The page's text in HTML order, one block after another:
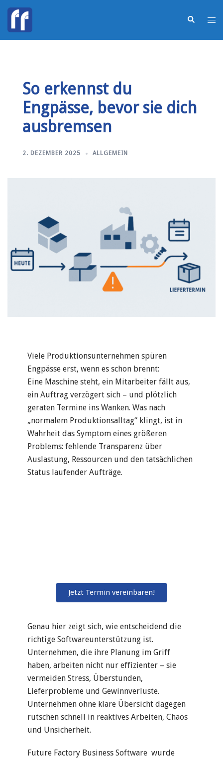
So erkennst du
Engpässe, bevor sie dich
ausbremsen
2. DEZEMBER 2025 ALLGEMEIN
Viele Produktionsunternehmen spüren
Engpässe erst, wenn es schon brennt:
Eine Maschine steht, ein Mitarbeiter fällt aus,
ein Auftrag verzögert sich – und plötzlich
geraten Termine ins Wanken. Was nach
„normalem Produktionsalltag“ klingt, ist in
Wahrheit das Symptom eines größeren
Problems: fehlende Transparenz über
Auslastung, Ressourcen und den tatsächlichen
Status laufender Aufträge.
Jetzt Termin vereinbaren!
Genau hier zeigt sich, wie entscheidend die
richtige Softwareunterstützung ist.
Unternehmen, die ihre Planung im Griff
haben, arbeiten nicht nur effizienter – sie
vermeiden Stress, Überstunden,
Lieferprobleme und Gewinnverluste.
Unternehmen ohne klare Übersicht dagegen
rutschen schnell in reaktives Arbeiten, Chaos
und Unsicherheit.
Future Factory Business Software wurde